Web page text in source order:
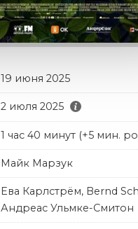
19 июня 2025
2 июля 2025
1 час 40 минут (+5 мин.
Майк Марзук
Ева Карлстрём, Bernd
Андреас Ульмке-Смитон